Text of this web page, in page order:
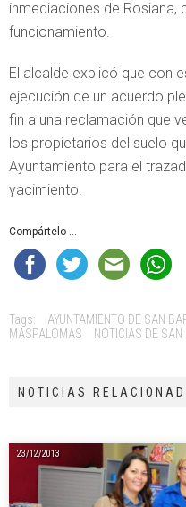
inmediaciones de Rosiana,
funcionamiento.
El alcalde explicó que con
ejecución de un acuerdo
fin a una reclamación que
los propietarios del suelo
Ayuntamiento para el
yacimiento.
Compártelo ...
Tags: AYUNTAMIENTO DE SAN
MASPALOMAS
NOTICIAS DE
NOTICIAS
23/12/2013